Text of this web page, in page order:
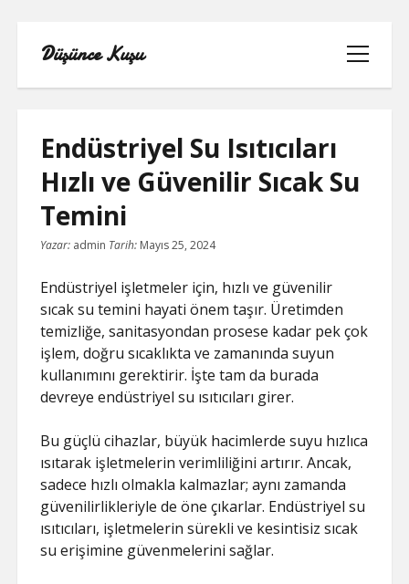
Düşünce Kuşu
menüyü
aç
LINKEDIN TAKIPÇI YÜKSELTME
SAYFA LISTESI
TIKTOK IZLENME ARTTIRMA BEDAVA
YOUTUBE NASIL ABONE KASILIR
Endüstriyel Su Isıtıcıları
Hızlı ve Güvenilir Sıcak Su
Temini
Yazar: admin Tarih: Mayıs 25, 2024
Endüstriyel işletmeler için, hızlı ve güvenilir
sıcak su temini hayati önem taşır. Üretimden
temizliğe, sanitasyondan prosese kadar pek çok
işlem, doğru sıcaklıkta ve zamanında suyun
kullanımını gerektirir. İşte tam da burada
devreye endüstriyel su ısıtıcıları girer.
Bu güçlü cihazlar, büyük hacimlerde suyu hızlıca
ısıtarak işletmelerin verimliliğini artırır. Ancak,
sadece hızlı olmakla kalmazlar; aynı zamanda
güvenilirlikleriyle de öne çıkarlar. Endüstriyel su
ısıtıcıları, işletmelerin sürekli ve kesintisiz sıcak
su erişimine güvenmelerini sağlar.